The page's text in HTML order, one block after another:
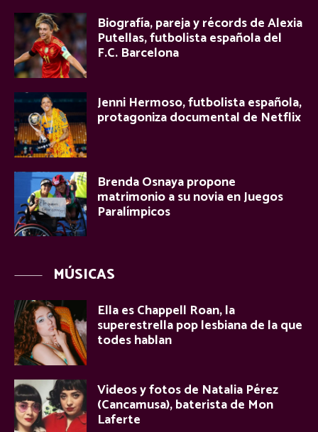
Biografía, pareja y récords de Alexia
Putellas, futbolista española del
F.C. Barcelona
Jenni Hermoso, futbolista española,
protagoniza documental de Netflix
Brenda Osnaya propone
matrimonio a su novia en Juegos
Paralímpicos
MÚSICAS
Ella es Chappell Roan, la
superestrella pop lesbiana de la que
todes hablan
Videos y fotos de Natalia Pérez
(Cancamusa), baterista de Mon
Laferte